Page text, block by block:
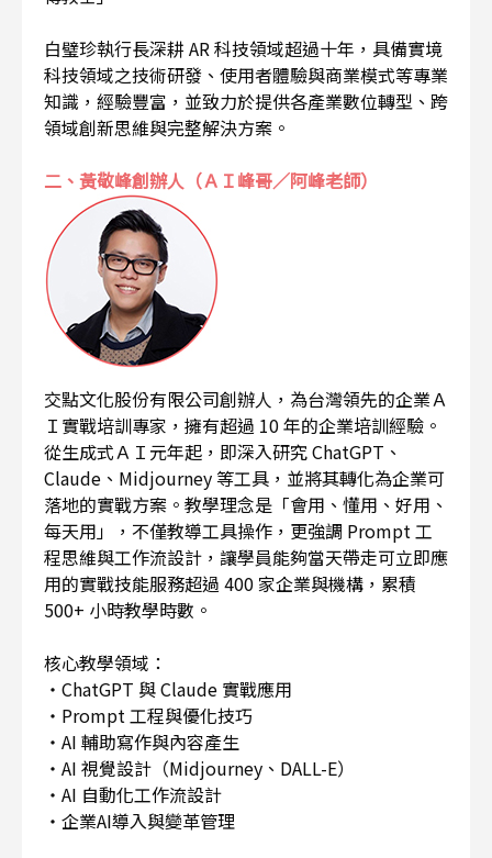
白璧珍執行長深耕 AR 科技領域超過十年，具備實境
科技領域之技術研發、使用者體驗與商業模式等專業
知識，經驗豐富，並致力於提供各產業數位轉型、跨
領域創新思維與完整解決方案。
二、黃敬峰創辦人（ＡＩ峰哥／阿峰老師）
交點文化股份有限公司創辦人，為台灣領先的企業Ａ
Ｉ實戰培訓專家，擁有超過 10 年的企業培訓經驗。
從生成式ＡＩ元年起，即深入研究 ChatGPT、
Claude、Midjourney 等工具，並將其轉化為企業可
落地的實戰方案。教學理念是「會用、懂用、好用、
每天用」，不僅教導工具操作，更強調 Prompt 工
程思維與工作流設計，讓學員能夠當天帶走可立即應
用的實戰技能服務超過 400 家企業與機構，累積
500+ 小時教學時數。
核心教學領域：
・ChatGPT 與 Claude 實戰應用
・Prompt 工程與優化技巧
・AI 輔助寫作與內容產生
・AI 視覺設計（Midjourney、DALL-E）
・AI 自動化工作流設計
・企業AI導入與變革管理